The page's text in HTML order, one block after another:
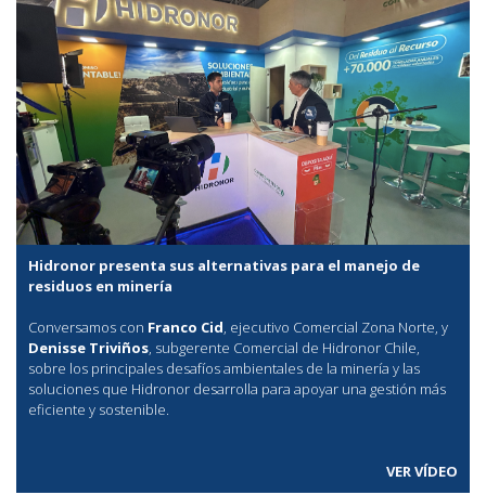
Hidronor presenta sus alternativas para el manejo de
residuos en minería
Conversamos con Franco Cid, ejecutivo Comercial Zona Norte, y
Denisse Triviños, subgerente Comercial de Hidronor Chile,
sobre los principales desafíos ambientales de la minería y las
soluciones que Hidronor desarrolla para apoyar una gestión más
eficiente y sostenible.
VER VÍDEO